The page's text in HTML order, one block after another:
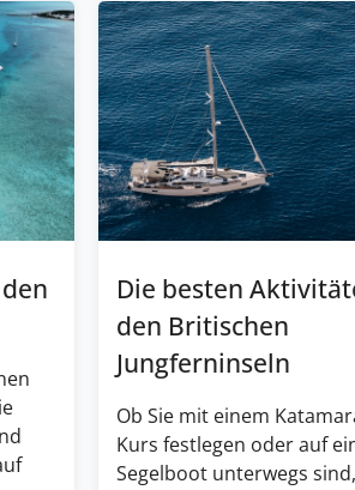
Die besten
den Britischen
Jungferninseln
Ob Sie mit einem
Kurs festlegen oder auf
Segelboot unterwegs